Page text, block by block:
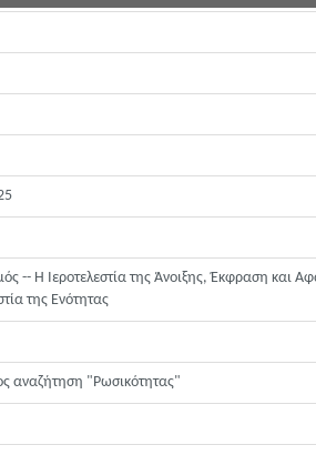
-- Η Ιεροτελεστία της Άνοιξης, Έκφραση και
της Ενότητας
αναζήτηση "Ρωσικότητας"